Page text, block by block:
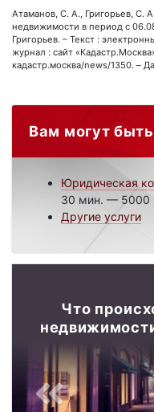
Атаманов, С. А., Григорьев, С.
недвижимости в период с
Григорьев. – Текст :
журнал : сайт
кадастр.москва/news/1350. –
Вам могут
Юридическая
30 мин. — 5000
Другие услуги
Что